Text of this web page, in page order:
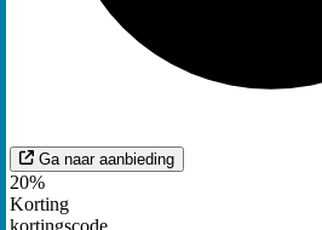
Ga naar aanbieding
20%
Korting
kortingscode